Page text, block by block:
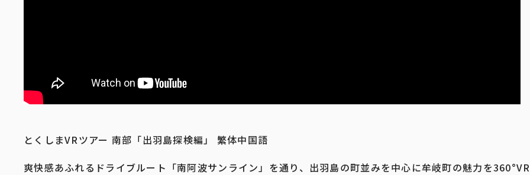
とくしまVRツアー 南部「出羽島探検編」 繁体中国語
爽快感あふれるドライブルート「南阿波サンライン」を通り、出羽島の町並みを中心に牟岐町の魅力を360°VR